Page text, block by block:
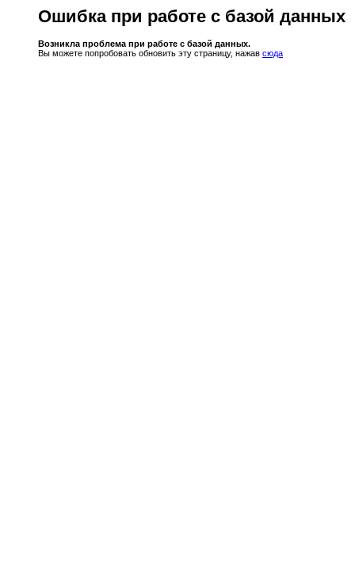
Ошибка при работе с базой данных
Возникла проблема при работе с базой данных.
Вы можете попробовать обновить эту страницу, нажав сюда